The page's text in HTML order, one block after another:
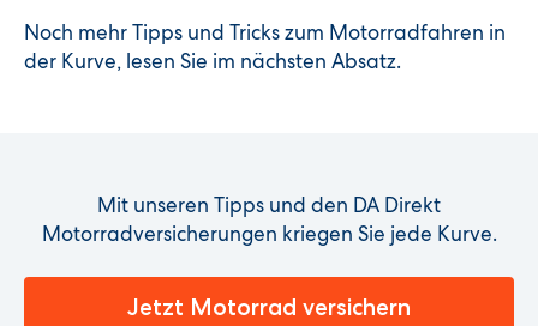
Noch mehr Tipps und Tricks zum Motorradfahren in
der Kurve, lesen Sie im nächsten Absatz.
Mit unseren Tipps und den DA Direkt
Motorradversicherungen kriegen Sie jede Kurve.
Jetzt Motorrad versichern